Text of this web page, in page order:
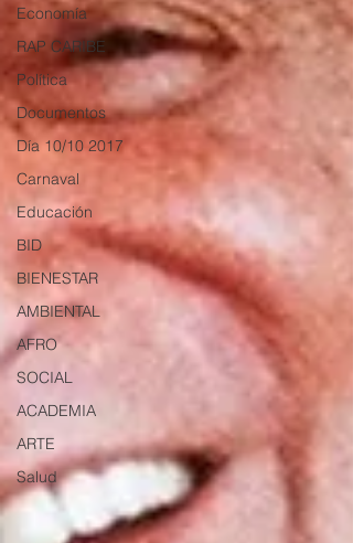
Economía
RAP CARIBE
Política
Documentos
Día 10/10 2017
Carnaval
Educación
BID
BIENESTAR
AMBIENTAL
AFRO
SOCIAL
ACADEMIA
ARTE
Salud